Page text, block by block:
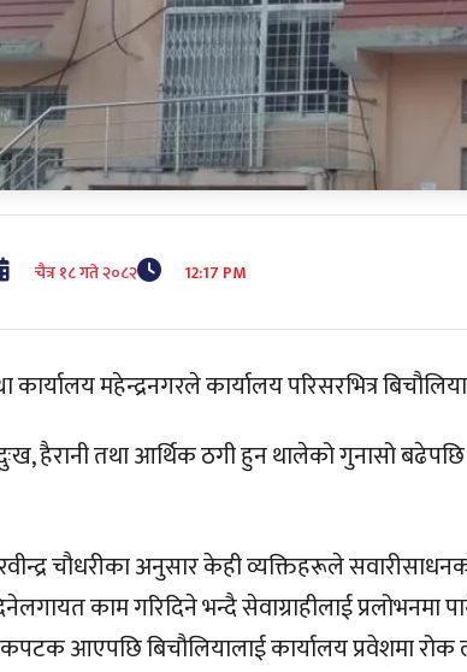
चैत्र १८ गते २०८२ 12:17 PM
कार्यालय महेन्द्रनगरले कार्यालय परिसरभित्र
हैरानी तथा आर्थिक ठगी हुन थालेको गुनासो
चौधरीका अनुसार केही व्यक्तिहरूले
काम गरिदिने भन्दै सेवाग्राहीलाई प्रलोभनमा
आएपछि बिचौलियालाई कार्यालय प्रवेशमा